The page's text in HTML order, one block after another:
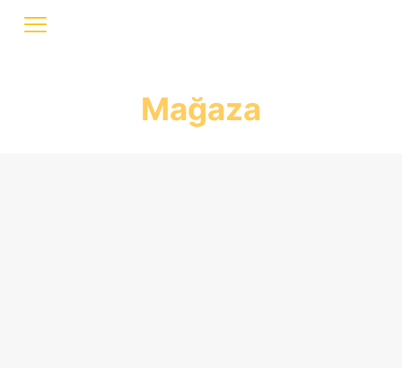
Mağaza